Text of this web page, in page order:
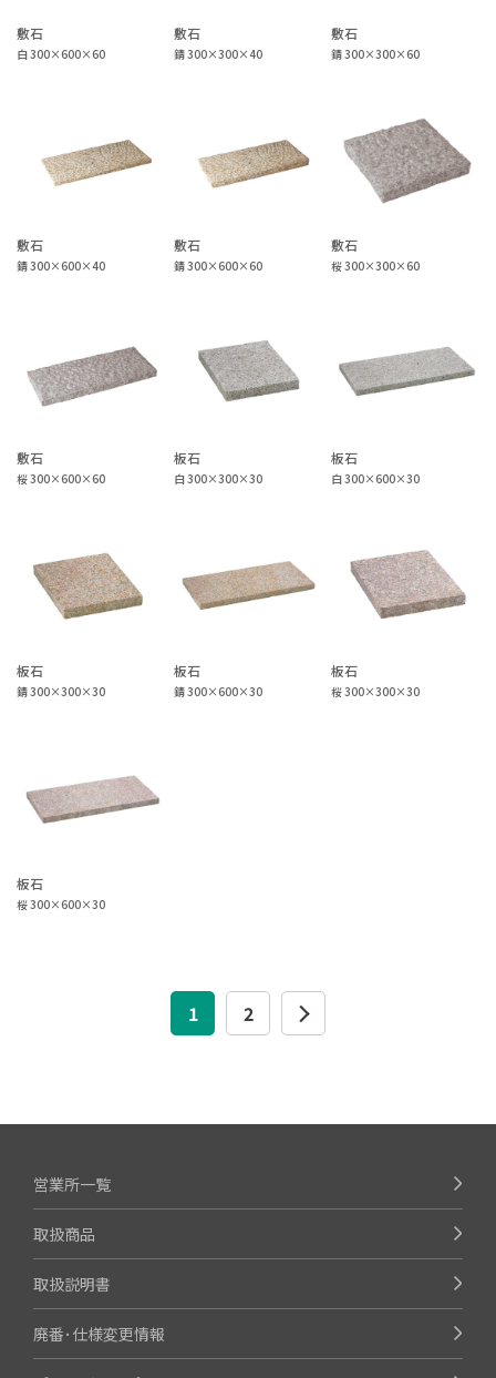
敷石
白 300×600×60
敷石
錆 300×300×40
敷石
錆 300×300×60
敷石
錆 300×600×40
敷石
錆 300×600×60
敷石
桜 300×300×60
敷石
桜 300×600×60
板石
白 300×300×30
板石
白 300×600×30
板石
錆 300×300×30
板石
錆 300×600×30
板石
桜 300×300×30
板石
桜 300×600×30
1 2
営業所一覧
取扱商品
取扱説明書
廃番･仕様変更情報